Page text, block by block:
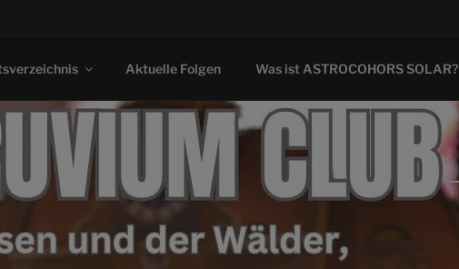
Aktuelle Folgen Was ist ASTROCOHORS SOLAR?